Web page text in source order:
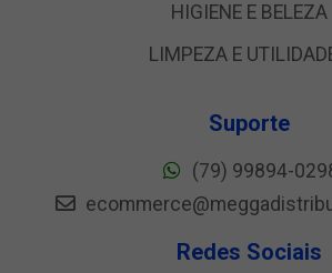
HIGIENE E BELEZA
LIMPEZA E
Suporte
(79) 99894-
Redes Sociais